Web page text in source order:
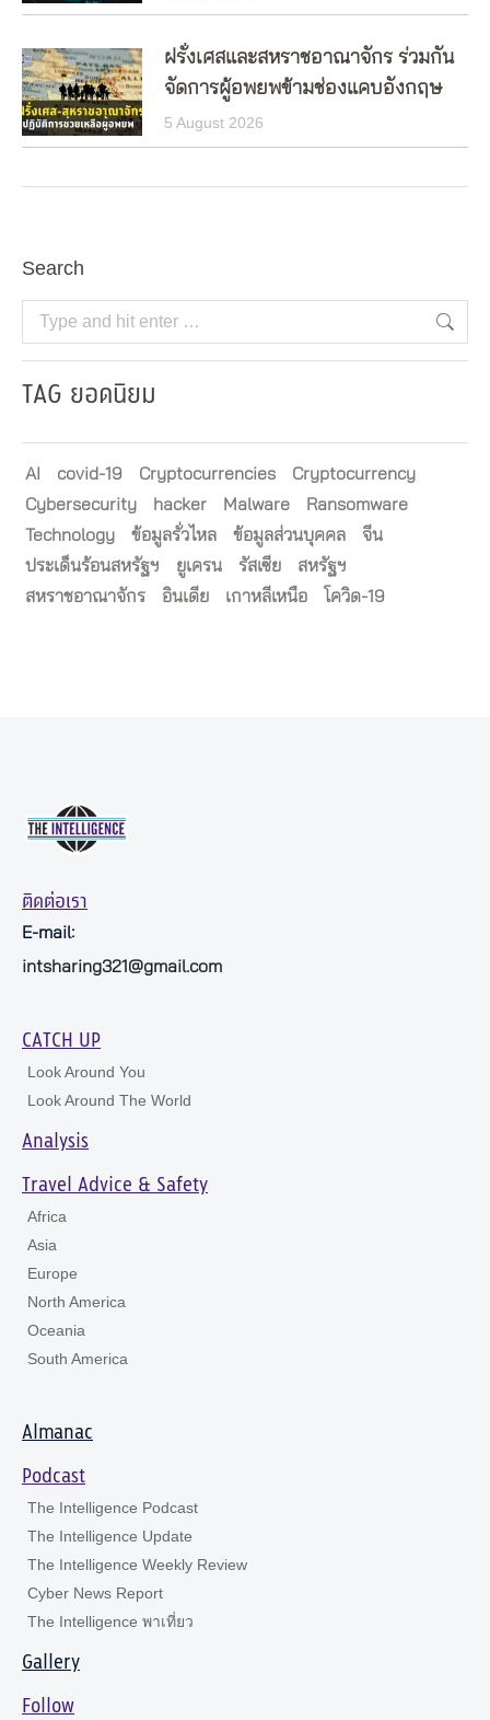
ฝรั่งเศสและสหราชอาณาจักร ร่วมกัน
จัดการผู้อพยพข้ามช่องแคบอังกฤษ
5 August 2026
Search
Search:
TAG ยอดนิยม
AI covid-19 Cryptocurrencies
Cryptocurrency
Cybersecurity
hacker Malware
Ransomware
Technology
ข้อมูลรั่วไหล ข้อมูลส่วนบุคคล
จีน
ประเด็นร้อนสหรัฐฯ
ยูเครน รัสเซีย
สหรัฐฯ
สหราชอาณาจักร
อินเดีย เกาหลีเหนือ โควิด-19
ติดต่อเรา
E-mail:
intsharing321@gmail.com
CATCH UP
Look Around You
Look Around The World
Analysis
Travel Advice & Safety
Africa
Asia
Europe
North America
Oceania
South America
Almanac
Podcast
The Intelligence Podcast
The Intelligence Update
The Intelligence Weekly Review
Cyber News Report
The Intelligence พาเที่ยว
Gallery
Follow